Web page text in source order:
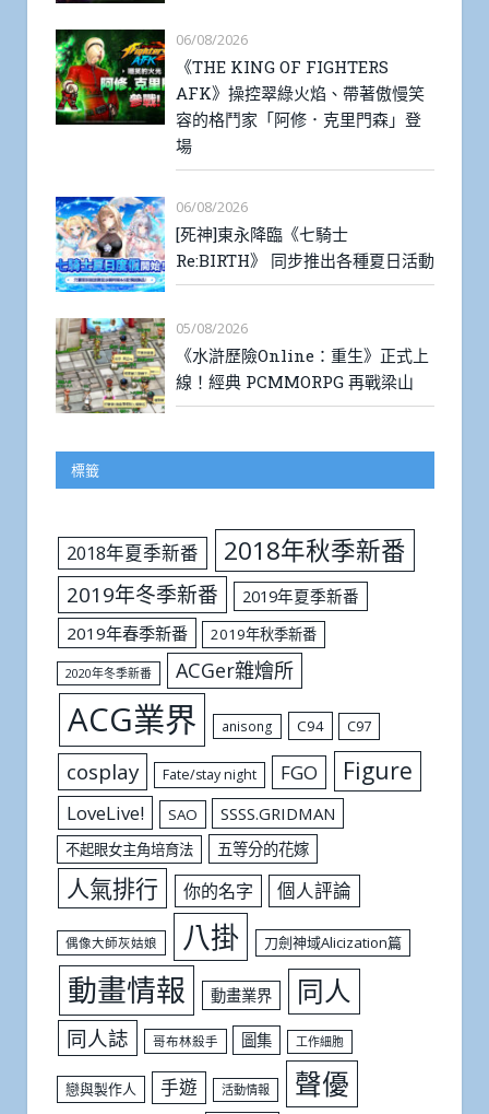
06/08/2026
《THE KING OF FIGHTERS
AFK》操控翠綠火焰、帶著傲慢笑
容的格鬥家「阿修．克里門森」登
場
06/08/2026
[死神]東永降臨《七騎士
Re:BIRTH》 同步推出各種夏日活動
05/08/2026
《水滸歷險Online：重生》正式上
線！經典 PCMMORPG 再戰梁山
標籤
2018年夏季新番 2018年秋季新番
2019年冬季新番
2019年夏季新番
2019年春季新番
2019年秋季新番
2020年冬季新番 ACGer雜燴所
ACG業界 anisong C94 C97
cosplay Fate/stay night FGO Figure
LoveLive! SAO SSSS.GRIDMAN
不起眼女主角培育法 五等分的花嫁
人氣排行 你的名字 個人評論
偶像大師灰姑娘 八掛 刀劍神域Alicization篇
動畫情報 動畫業界 同人
同人誌 哥布林殺手 圖集 工作細胞
戀與製作人 手遊 活動情報 聲優